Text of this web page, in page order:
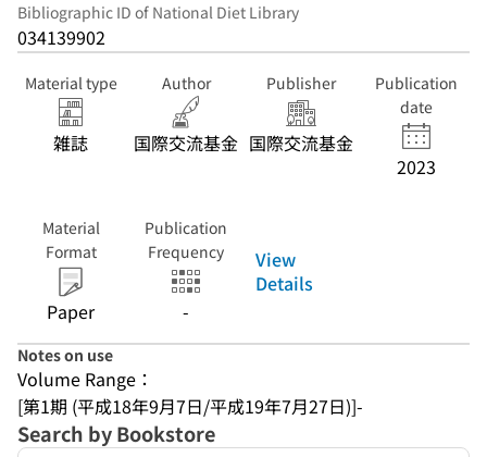
Bibliographic ID of National Diet Library
034139902
Material type
雑誌
Author
国際交流基金
Publisher
国際交流基金
Publication
date
2023
Material
Format
Paper
Publication
Frequency
-
View
Details
Notes on use
Volume Range：
[第1期 (平成18年9月7日/平成19年7月27日)]-
Search by Bookstore